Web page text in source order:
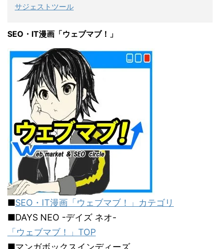
サジェストツール
SEO・IT漫画「ウェブマブ！」
■SEO・IT漫画「ウェブマブ！」カテゴリ
■DAYS NEO -デイズ ネオ-
「ウェブマブ！」TOP
■マンガボックスインディーズ